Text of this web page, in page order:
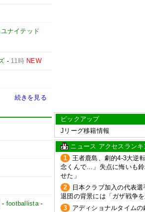
ナイテッド
- 11時 NEW
続きを見る
- footballista-
ピックアップ
Jリーグ移籍情報
ニュース アクセスラン
1
王者鹿島、劇的4-3大逆
念くんで…」失点に悔いも
せた」
2
日本クラブ加入の代表
退団の背景には「ガザ戦争
3
アディショナルタイム